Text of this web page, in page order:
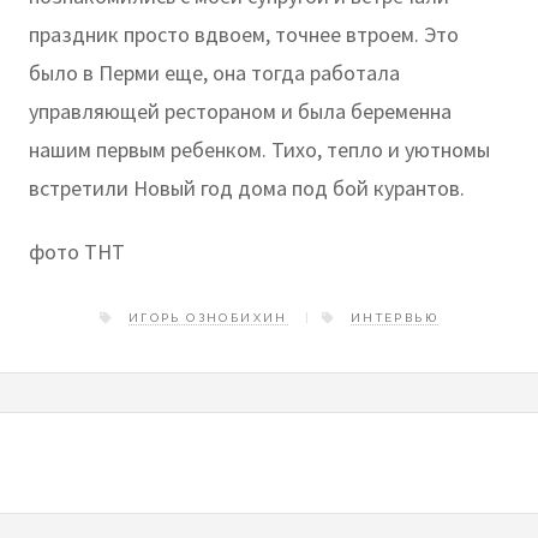
праздник просто вдвоем, точнее втроем. Это
было в Перми еще, она тогда работала
управляющей рестораном и была беременна
нашим первым ребенком. Тихо, тепло и уютномы
встретили Новый год дома под бой курантов.
фото ТНТ
ИГОРЬ ОЗНОБИХИН ИНТЕРВЬЮ